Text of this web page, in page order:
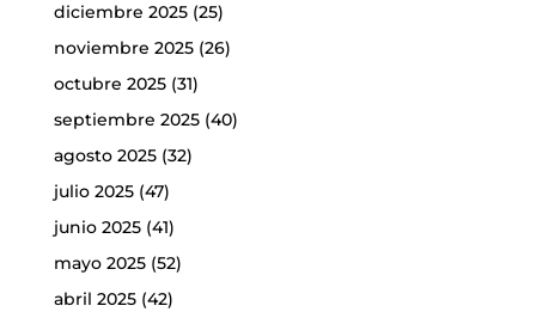
diciembre 2025(25)
noviembre 2025(26)
octubre 2025(31)
septiembre 2025(40)
agosto 2025(32)
julio 2025(47)
junio 2025(41)
mayo 2025(52)
abril 2025(42)